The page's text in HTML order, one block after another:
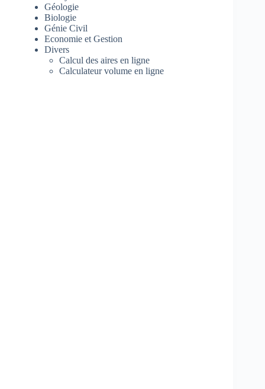
Géologie
Biologie
Génie Civil
Economie et Gestion
Divers
Calcul des aires en ligne
Calculateur volume en ligne